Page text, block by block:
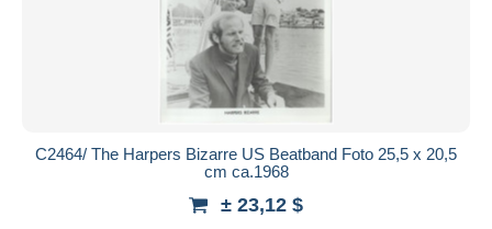
C2464/ The Harpers Bizarre US Beatband Foto 25,5 x 20,5
cm ca.1968
± 23,12 $